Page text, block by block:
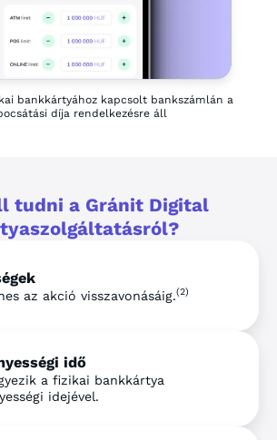
bankkártyához kapcsolt bankszámlán a
díja rendelkezésre áll
tudni a Gránit Digital
az akció visszavonásáig.(2)
idő
a fizikai bankkártya
idejével.